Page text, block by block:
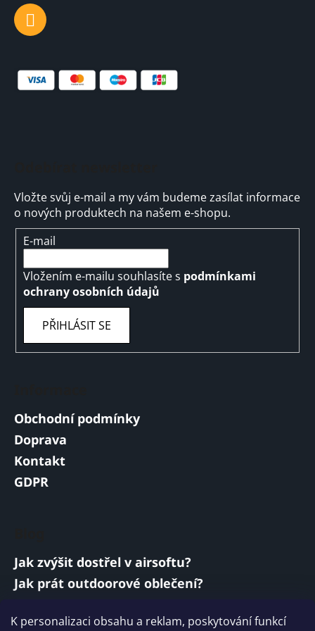
K personalizaci obsahu a reklam, poskytování funkcí
Vložte svůj e-mail a my vám budeme zasílat informace
o nových produktech na našem e-shopu.
E-mail
Vložením e-mailu souhlasíte s podmínkami
ochrany osobních údajů
PŘIHLÁSIT SE
Obchodní podmínky
Doprava
Kontakt
GDPR
Jak zvýšit dostřel v airsoftu?
Jak prát outdoorové oblečení?
Vojenská a armádní sluchátka: co musí